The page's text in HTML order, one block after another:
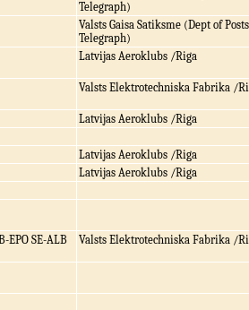
Telegraph)
Valsts Gaisa Satiksme (Dept of
Telegraph)
Latvijas Aeroklubs /Riga
Valsts Elektrotechniska Fabrika /
Latvijas Aeroklubs /Riga
Latvijas Aeroklubs /Riga
Latvijas Aeroklubs /Riga
EPO SE-ALB Valsts Elektrotechniska Fabrika /